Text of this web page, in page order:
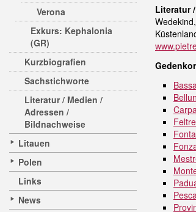
Verona
Exkurs: Kephalonia
(GR)
Kurzbiografien
Sachstichworte
Literatur / Medien /
Adressen /
Bildnachweise
Litauen
Polen
Links
News
Literatur
Feltre